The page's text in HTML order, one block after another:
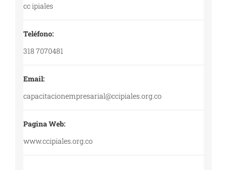
cc ipiales
Teléfono:
318 7070481
Email:
capacitacionempresarial@ccipiales.org.co
Pagina Web:
www.ccipiales.org.co